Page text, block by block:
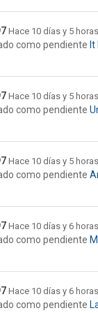
Hace 10 días y 5 horas
como pendiente
Hace 10 días y 5 horas
como pendiente
Hace 10 días y 5 horas
como pendiente
Hace 10 días y 6 horas
como pendiente
Hace 10 días y 6 horas
como pendiente